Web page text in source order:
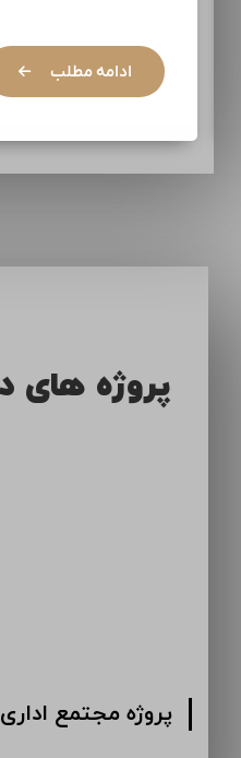
ادامه مطلب
پروژه های
پروژه مجتمع اداری